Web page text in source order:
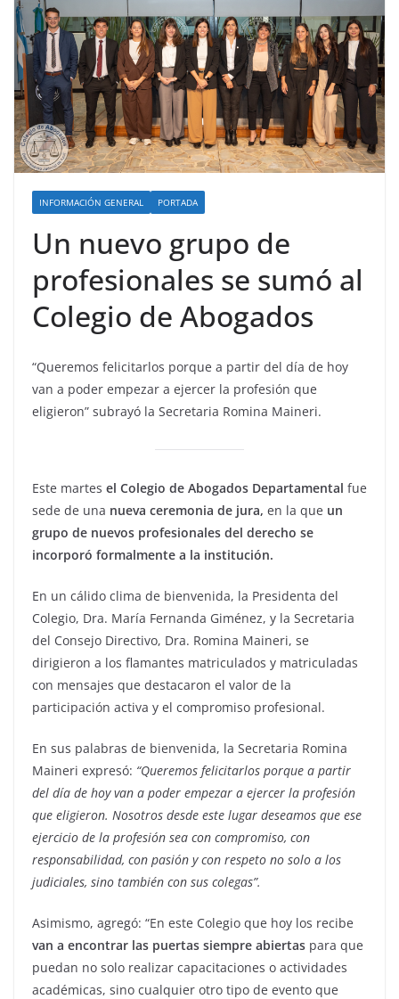
INFORMACIÓN GENERAL PORTADA
Un nuevo grupo de
profesionales se sumó al
Colegio de Abogados
“Queremos felicitarlos porque a partir del día de hoy
van a poder empezar a ejercer la profesión que
eligieron” subrayó la Secretaria Romina Maineri.
Este martes el Colegio de Abogados Departamental fue
sede de una nueva ceremonia de jura, en la que un
grupo de nuevos profesionales del derecho se
incorporó formalmente a la institución.
En un cálido clima de bienvenida, la Presidenta del
Colegio, Dra. María Fernanda Giménez, y la Secretaria
del Consejo Directivo, Dra. Romina Maineri, se
dirigieron a los flamantes matriculados y matriculadas
con mensajes que destacaron el valor de la
participación activa y el compromiso profesional.
En sus palabras de bienvenida, la Secretaria Romina
Maineri expresó: “Queremos felicitarlos porque a partir
del día de hoy van a poder empezar a ejercer la profesión
que eligieron. Nosotros desde este lugar deseamos que ese
ejercicio de la profesión sea con compromiso, con
responsabilidad, con pasión y con respeto no solo a los
judiciales, sino también con sus colegas”.
Asimismo, agregó: “En este Colegio que hoy los recibe
van a encontrar las puertas siempre abiertas para que
puedan no solo realizar capacitaciones o actividades
académicas, sino cualquier otro tipo de evento que